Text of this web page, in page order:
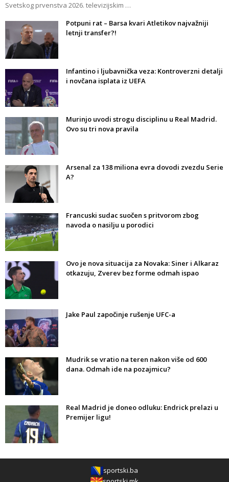
Svetskog prvenstva 2026. televizijskim …
Potpuni rat – Barsa kvari Atletikov najvažniji
letnji transfer?!
Infantino i ljubavnička veza: Kontroverzni detalji
i novčana isplata iz UEFA
Murinjo uvodi strogu disciplinu u Real Madrid.
Ovo su tri nova pravila
Arsenal za 138 miliona evra dovodi zvezdu Serie
A?
Francuski sudac suočen s pritvorom zbog
navoda o nasilju u porodici
Ovo je nova situacija za Novaka: Siner i Alkaraz
otkazuju, Zverev bez forme odmah ispao
Jake Paul započinje rušenje UFC-a
Mudrik se vratio na teren nakon više od 600
dana. Odmah ide na pozajmicu?
Real Madrid je doneo odluku: Endrick prelazi u
Premijer ligu!
sportski.ba